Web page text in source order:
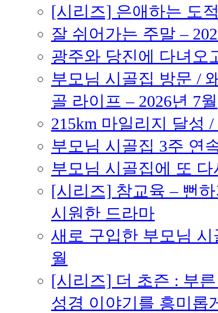
[시리즈] 은애하는 도
잘 쉬어가는 주말 –
광주와 당진에 다녀오
부모님 시골집 방문 /
골 라이프 – 2026년 7월
215km 마일리지 달성
부모님 시골집 3주 연
부모님 시골집에 또
[시리즈] 참교육 – 뻔
시원한 드라마
새로 구입한 부모님 시
월
[시리즈] 더 초즌 : 부른
성경 이야기를 흥미롭